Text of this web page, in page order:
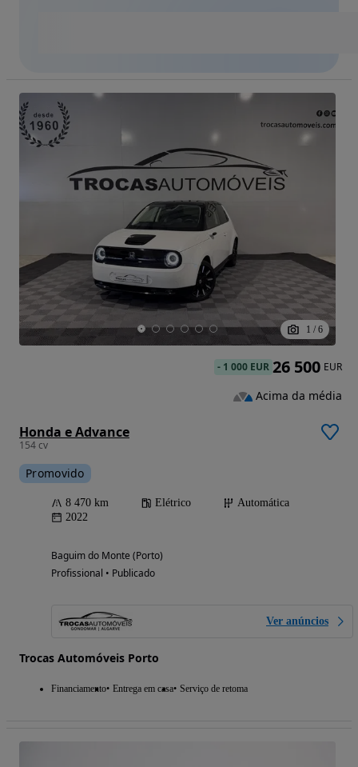
1 / 6
Honda e Advance
154 cv
Promovido
8 470 km Elétrico
Automática
2022
Baguim do Monte (Porto)
Profissional • Publicado
Ver anúncios
Trocas Automóveis Porto
Financiamento Entrega em casa Serviço de retoma
- 1 000 EUR 26 500 EUR
Acima da média